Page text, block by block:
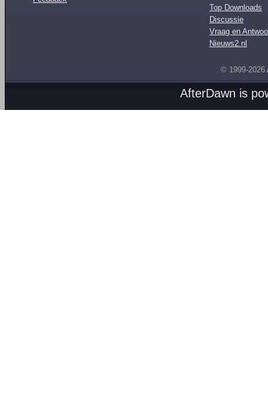
Top Downloads
Discussie
Vraag en
Nieuws2.nl
© 1999-2026
AfterDawn is